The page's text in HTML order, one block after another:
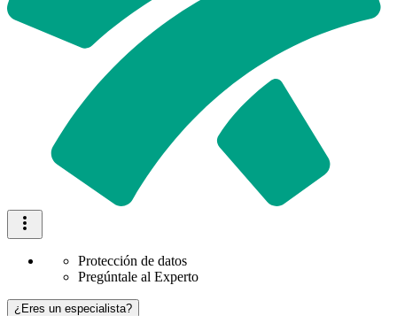
Protección de datos
Pregúntale al Experto
¿Eres un especialista?